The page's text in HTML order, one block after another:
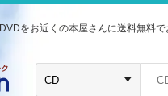
をお近くの本屋さんに送料無料で